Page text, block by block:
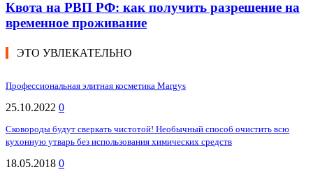
Квота на РВП РФ: как получить разрешение на
временное проживание
ЭТО УВЛЕКАТЕЛЬНО
Профессиональная элитная косметика Margys
25.10.2022 0
Сковороды будут сверкать чистотой! Необычный способ очистить всю
кухонную утварь без использования химических средств
18.05.2018 0